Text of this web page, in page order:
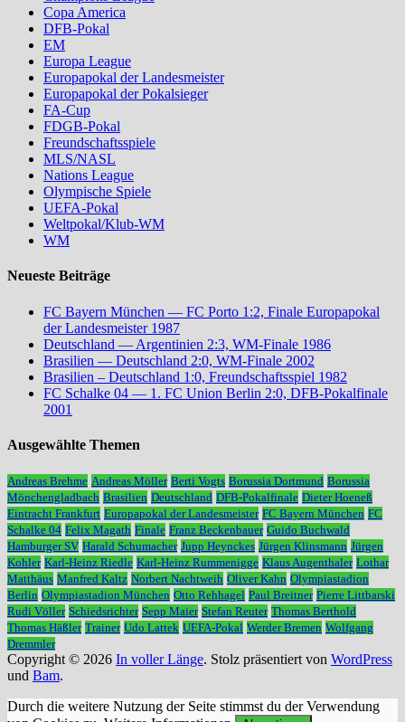
Copa America
DFB-Pokal
EM
Europa League
Europapokal der Landesmeister
Europapokal der Pokalsieger
FA-Cup
FDGB-Pokal
Freundschaftsspiele
MLS/NASL
Nations League
Olympische Spiele
UEFA-Pokal
Weltpokal/Klub-WM
WM
Neueste Beiträge
FC Bayern München — FC Porto 1:2, Finale Europapokal
der Landesmeister 1987
Deutschland — Argentinien 2:3, WM-Finale 1986
Brasilien — Deutschland 2:0, WM-Finale 2002
Brasilien – Deutschland 1:0, Freundschaftsspiel 1982
FC Schalke 04 — 1. FC Union Berlin 2:0, DFB-Pokalfinale
2001
Ausgewählte Themen
Andreas Brehme Andreas Möller Berti Vogts Borussia Dortmund Borussia
Mönchengladbach Brasilien Deutschland DFB-Pokalfinale Dieter Hoeneß
Eintracht Frankfurt Europapokal der Landesmeister FC Bayern München FC
Schalke 04 Felix Magath Finale Franz Beckenbauer Guido Buchwald
Hamburger SV Harald Schumacher Jupp Heynckes Jürgen Klinsmann Jürgen
Kohler Karl-Heinz Riedle Karl-Heinz Rummenigge Klaus Augenthaler Lothar
Matthäus Manfred Kaltz Norbert Nachtweih Oliver Kahn Olympiastadion
Berlin Olympiastadion München Otto Rehhagel Paul Breitner Pierre Littbarski
Rudi Völler Schiedsrichter Sepp Maier Stefan Reuter Thomas Berthold
Thomas Häßler Trainer Udo Lattek UEFA-Pokal Werder Bremen Wolfgang
Dremmler
Copyright © 2026 In voller Länge. Stolz präsentiert von WordPress
und Bam.
Durch die weitere Nutzung der Seite stimmst du der Verwendung